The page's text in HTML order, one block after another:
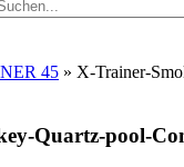
45 » X-Trainer-
Quartz-pool-